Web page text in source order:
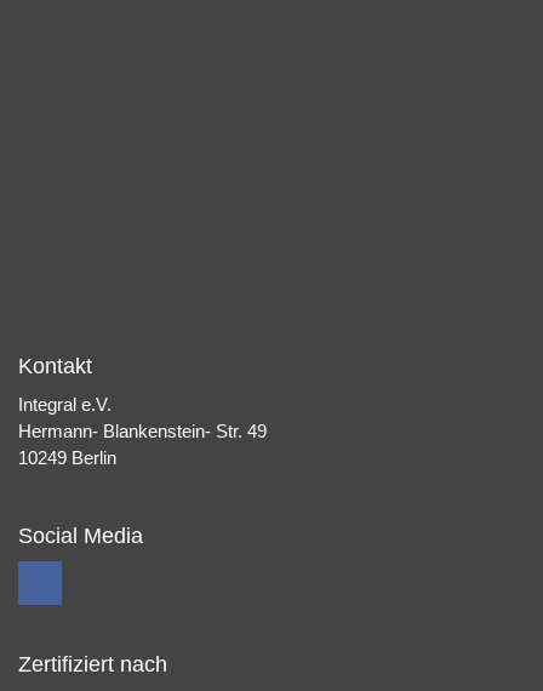
Kontakt
Integral e.V.
Hermann- Blankenstein- Str. 49
10249 Berlin
Social Media
Zertifiziert nach